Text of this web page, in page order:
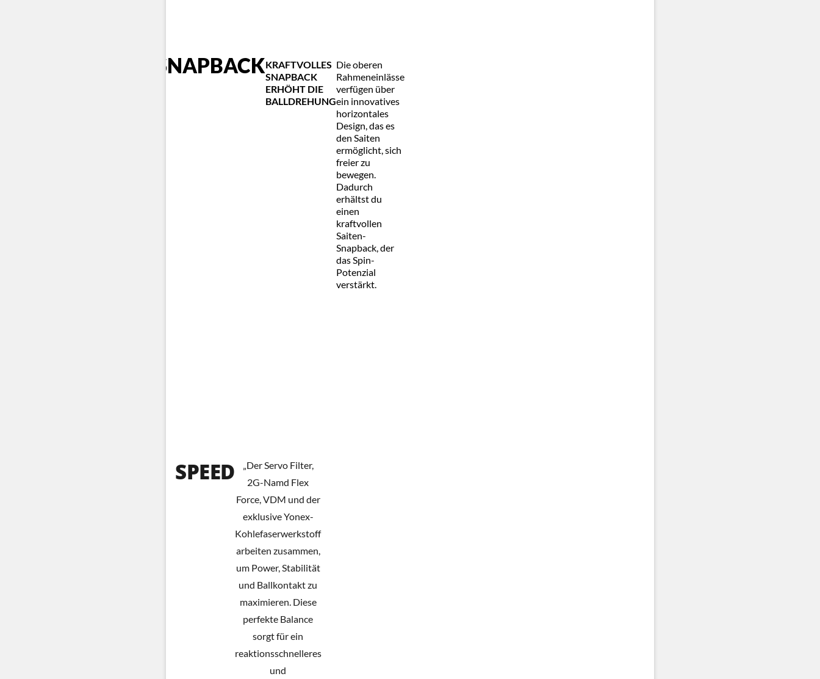
SNAPBACKKRAFTVOLLES
SNAPBACK
ERHÖHT DIE
BALLDREHUNG
Die oberen
Rahmeneinlässe
verfügen über
ein innovatives
horizontales
Design, das es
den Saiten
ermöglicht, sich
freier zu
bewegen.
Dadurch
erhältst du
einen
kraftvollen
Saiten-
Snapback, der
das Spin-
Potenzial
verstärkt.
SPEED
„Der Servo Filter,
2G-Namd Flex
Force, VDM und der
exklusive Yonex-
Kohlefaserwerkstoff
arbeiten zusammen,
um Power, Stabilität
und Ballkontakt zu
maximieren. Diese
perfekte Balance
sorgt für ein
reaktionsschnelleres
und